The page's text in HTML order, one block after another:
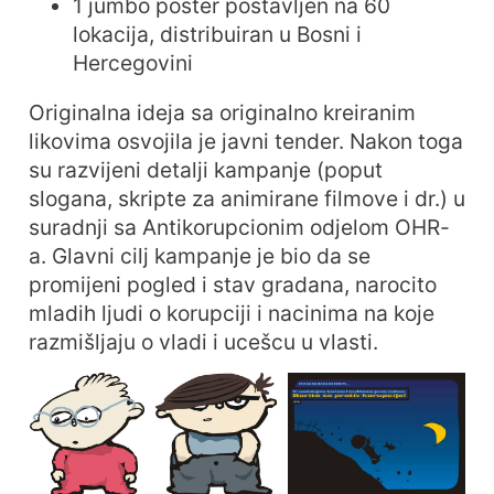
1 jumbo poster postavljen na 60
lokacija, distribuiran u Bosni i
Hercegovini
Originalna ideja sa originalno kreiranim
likovima osvojila je javni tender. Nakon toga
su razvijeni detalji kampanje (poput
slogana, skripte za animirane filmove i dr.) u
suradnji sa Antikorupcionim odjelom OHR-
a. Glavni cilj kampanje je bio da se
promijeni pogled i stav gradana, narocito
mladih ljudi o korupciji i nacinima na koje
razmišljaju o vladi i ucešcu u vlasti.